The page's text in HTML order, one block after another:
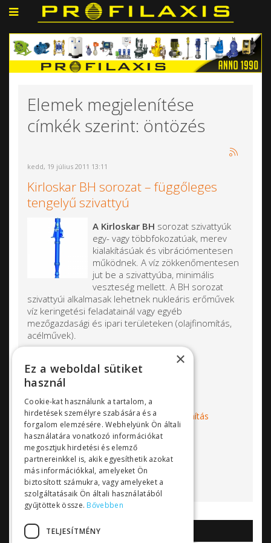
Elemek megjelenítése
címkék szerint: öntözés
kedd, 19 július 2011 13:11
Kirloskar BH sorozat – függőleges
tengelyű szivattyú
A Kirloskar BH sorozat szivattyúk
egy- vagy többfokozatúak, merev
kialakításúak és vibrációmentesen
működnek. A víz zökkenőmentesen
jut be a szivattyúba, minimális
veszteség mellett. A BH sorozat
szivattyúi alkalmasak lehetnek nukleáris erőművek
víz keringetési feladatainál vagy egyéb
mezőgazdasági és ipari területeken (olajfinomítás,
acélművek).
Hmax: 240 m
Címkék:
függőleges tengelyű szivattyú
vízkeringetés
ipari szivattyú
olajfinomítás
árvízmentesítés
öntözés
Kirloskar
Bővebben...
AKCIÓK
×
Ez a weboldal sütiket
használ
Cookie-kat használunk a tartalom, a
hirdetések személyre szabására és a
forgalom elemzésére. Webhelyünk Ön általi
használatára vonatkozó információkat
megosztjuk hirdetési és elemző
partnereinkkel is, akik egyesíthetik azokat
más információkkal, amelyeket Ön
biztosított számukra, vagy amelyeket a
szolgáltatásaik Ön általi használatából
gyűjtöttek össze. Bővebben
TELJESÍTMÉNY